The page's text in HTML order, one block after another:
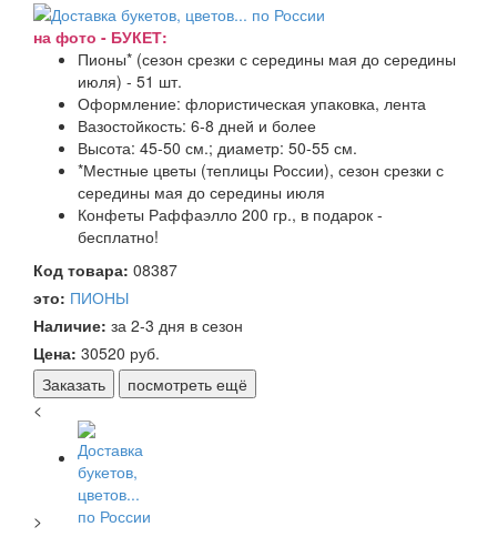
на фото - БУКЕТ:
Пионы* (сезон срезки с середины мая до середины
июля) - 51 шт.
Оформление: флористическая упаковка, лента
Вазостойкость: 6-8 дней и более
Высота: 45-50 см.; диаметр: 50-55 см.
*Местные цветы (теплицы России), сезон срезки с
середины мая до середины июля
Конфеты Раффаэлло 200 гр., в подарок -
бесплатно!
Код товара: 08387
это: ПИОНЫ
Наличие: за 2-3 дня в сезон
Цена: 30520 руб.
Заказать
посмотреть ещё
<
>